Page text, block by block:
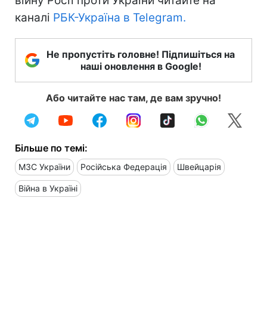
каналі РБК-Україна в Telegram.
Не пропустіть головне! Підпишіться на
наші оновлення в Google!
Або читайте нас там, де вам зручно!
Більше по темі:
МЗС України Російська Федерація Швейцарія
Війна в Україні